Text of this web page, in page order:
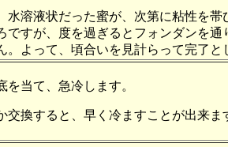
溶液状だった蜜が、次第に粘性を帯
ですが、度を過ぎるとフォンダンを通
。よって、頃合いを見計らって完了と
当て、急冷します。
換すると、早く冷ますことが出来ま